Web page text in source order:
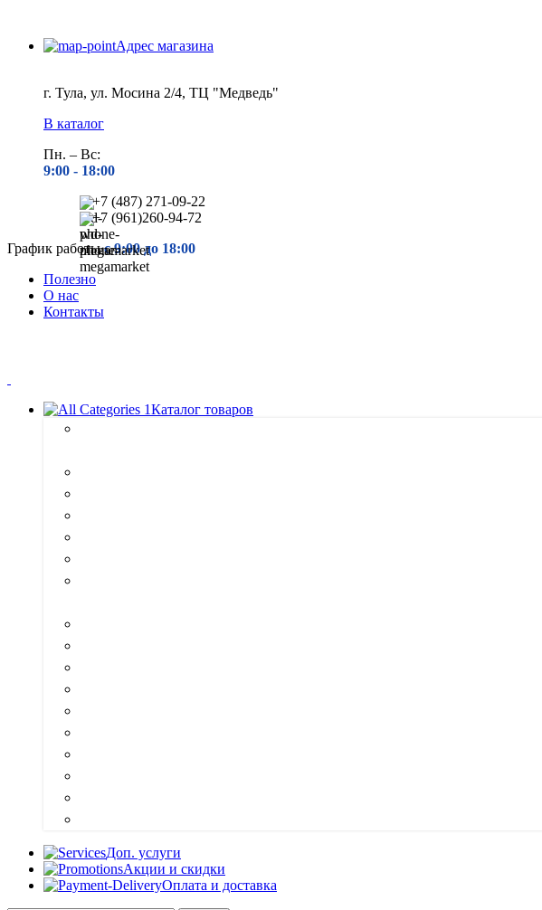
Адрес магазина
г. Тула, ул. Мосина 2/4, ТЦ "Медведь"
В каталог
Пн. – Вс:
9:00 - 18:00
+7 (487) 271-09-22
+7 (961)260-94-72
График работыс 9:00 до 18:00
Полезно
О нас
Контакты
Каталог товаров
Доп. услуги
Акции и скидки
Оплата и доставка